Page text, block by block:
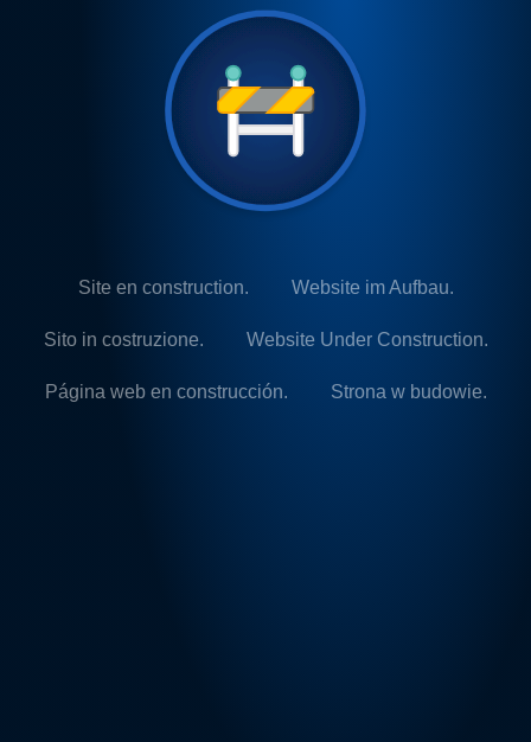
Site en construction. Website im Aufbau.
Sito in costruzione. Website Under Construction.
Página web en construcción. Strona w budowie.